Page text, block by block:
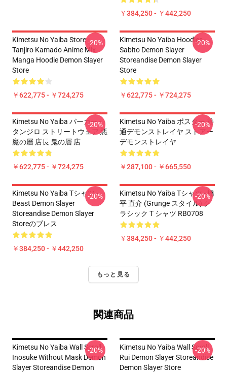
￥384,250 - ￥442,250
Kimetsu No Yaiba Store -
Tanjiro Kamado Anime Mix
Manga Hoodie Demon Slayer
Store
￥622,775 - ￥724,275
-20%
Kimetsu No Yaiba Hoodies -
Sabito Demon Slayer
Storeandise Demon Slayer
Store
￥622,775 - ￥724,275
-20%
Kimetsu No Yaiba パーカー -
タンジロ ストリートウェア 悪
魔の層 店長 鬼の層 店
￥622,775 - ￥724,275
-20%
Kimetsu No Yaiba ポスター 善
通デモンストレイヤ ストアー
デモンストレイヤ
￥287,100 - ￥665,550
-20%
Kimetsu No Yaiba Tシャツ -
Beast Demon Slayer
Storeandise Demon Slayer
Storeのブレス
￥384,250 - ￥442,250
-20%
Kimetsu No Yaiba Tシャツ - 橋
平 直介 (Grunge スタイル) ク
ラシック T シャツ RB0708
￥384,250 - ￥442,250
-20%
もっと見る
関連商品
Kimetsu No Yaiba Wall Scroll
Inosuke Without Mask Demon
Slayer Storeandise Demon
-20%
Kimetsu No Yaiba Wall Scroll
Rui Demon Slayer Storeandise
Demon Slayer Store
-20%